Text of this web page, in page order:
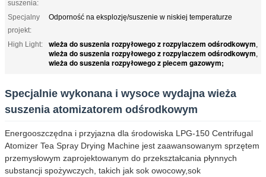
suszenia:
Specjalny
projekt:
Odporność na eksplozję/suszenie w niskiej temperaturze
High Light: wieża do suszenia rozpyłowego z rozpylaczem odśrodkowym,
wieża do suszenia rozpyłowego z rozpylaczem odśrodkowym,
wieża do suszenia rozpyłowego z piecem gazowym;
Specjalnie wykonana i wysoce wydajna wieża
suszenia atomizatorem odśrodkowym
Energooszczędna i przyjazna dla środowiska LPG-150 Centrifugal
Atomizer Tea Spray Drying Machine jest zaawansowanym sprzętem
przemysłowym zaprojektowanym do przekształcania płynnych
substancji spożywczych, takich jak sok owocowy,sok